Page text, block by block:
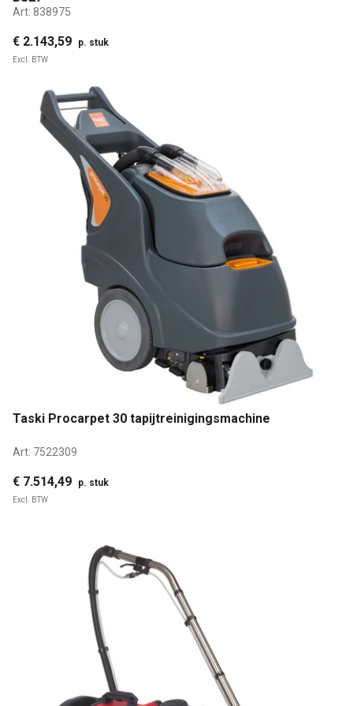
Art: 838975
€ 2.143,59 p. stuk
Excl. BTW
Taski Procarpet 30 tapijtreinigingsmachine
Art: 7522309
€ 7.514,49 p. stuk
Excl. BTW